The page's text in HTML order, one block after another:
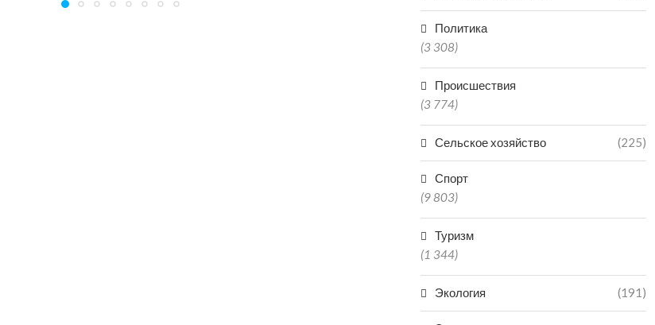
Политика
(3 308)
Происшествия
(3 774)
Сельское хозяйство (225)
Спорт
(9 803)
Туризм
(1 344)
Экология (191)